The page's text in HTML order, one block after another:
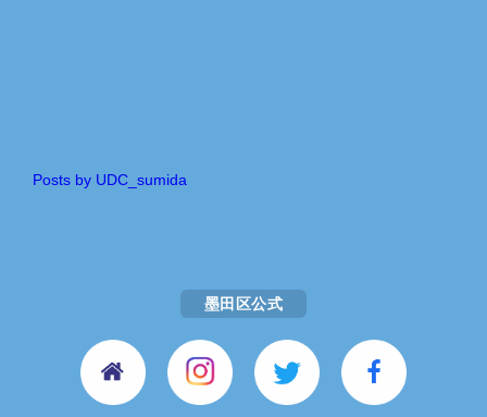
Posts by UDC_sumida
墨田区公式